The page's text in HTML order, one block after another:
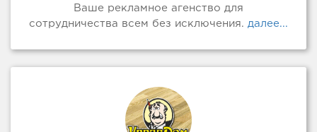
Ваше рекламное агенство для
сотрудничества всем без исключения. далее...